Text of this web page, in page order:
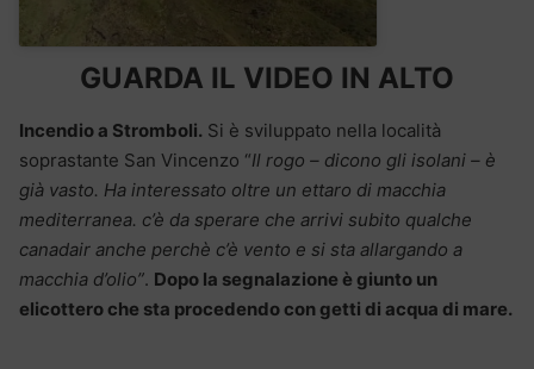
GUARDA IL VIDEO IN ALTO
Incendio a Stromboli. Si è sviluppato nella località
soprastante San Vincenzo “Il rogo – dicono gli isolani – è
già vasto. Ha interessato oltre un ettaro di macchia
mediterranea. c’è da sperare che arrivi subito qualche
canadair anche perchè c’è vento e si sta allargando a
macchia d’olio”. Dopo la segnalazione è giunto un
elicottero che sta procedendo con getti di acqua di mare.